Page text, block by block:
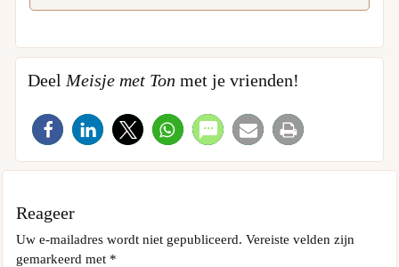
Deel Meisje met Ton met je vrienden!
Reageer
Uw e-mailadres wordt niet gepubliceerd. Vereiste velden zijn
gemarkeerd met *